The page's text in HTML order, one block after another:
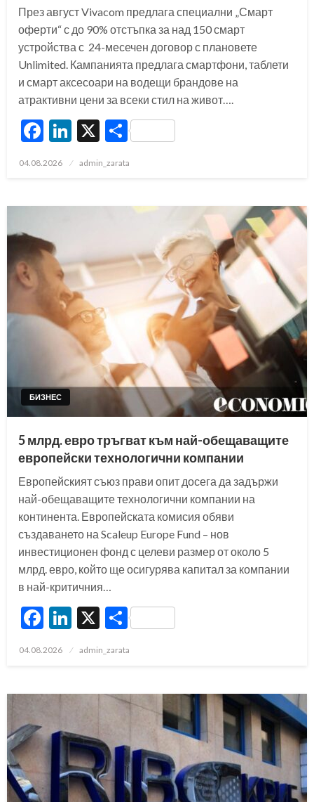
През август Vivacom предлага специални „Смарт
оферти“ с до 90% отстъпка за над 150 смарт
устройства с 24-месечен договор с плановете
Unlimited. Кампанията предлага смартфони, таблети
и смарт аксесоари на водещи брандове на
атрактивни цени за всеки стил на живот….
Facebook
LinkedIn
X Share
Posted
04.08.2026 admin_zarata
БИЗНЕС
5 млрд. евро тръгват към най-обещаващите
европейски технологични компании
Европейският съюз прави опит досега да задържи
най-обещаващите технологични компании на
континента. Европейската комисия обяви
създаването на Scaleup Europe Fund – нов
инвестиционен фонд с целеви размер от около 5
млрд. евро, който ще осигурява капитал за компании
в най-критичния…
Facebook
LinkedIn
X Share
Posted
04.08.2026 admin_zarata